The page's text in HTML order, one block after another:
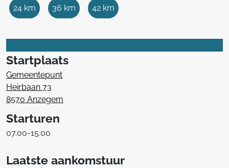
24 km 36 km 42 km
Startplaats
Gemeentepunt
Heirbaan 73
8570 Anzegem
Starturen
07.00-15.00
Laatste aankomstuur